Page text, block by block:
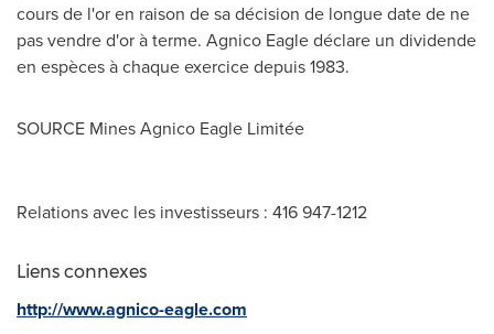
cours de l'or en raison de sa décision de longue date de ne
pas vendre d'or à terme. Agnico Eagle déclare un dividende
en espèces à chaque exercice depuis 1983.
SOURCE Mines Agnico Eagle Limitée
Relations avec les investisseurs : 416 947-1212
Liens connexes
http://www.agnico-eagle.com